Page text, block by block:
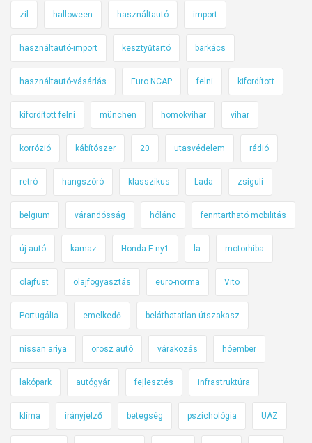
zil halloween használtautó import
használtautó-import kesztyűtartó barkács
használtautó-vásárlás Euro NCAP felni kifordított
kifordított felni münchen homokvihar vihar
korrózió kábítószer 20 utasvédelem rádió
retró hangszóró klasszikus Lada zsiguli
belgium várandósság hólánc fenntartható mobilitás
új autó kamaz Honda E:ny1 la motorhiba
olajfüst olajfogyasztás euro-norma Vito
Portugália emelkedő beláthatatlan útszakasz
nissan ariya orosz autó várakozás hóember
lakópark autógyár fejlesztés infrastruktúra
klíma irányjelző betegség pszichológia UAZ